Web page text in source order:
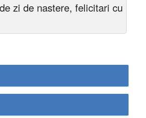
zi de nastere, felicitari cu